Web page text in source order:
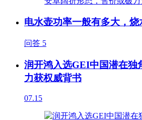
电水壶功率一般有多大，烧
问答 5
润开鸿入选GEI中国潜在独
力获权威背书
07.15